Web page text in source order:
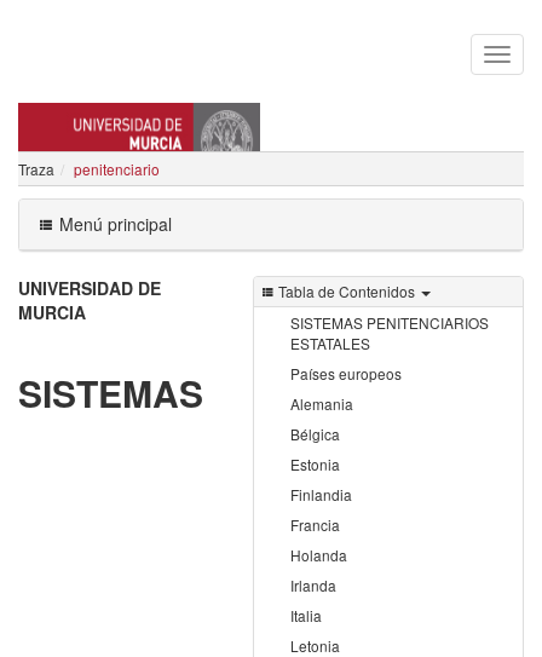
JAVIER SIERRA RODRIGUEZ
Traza penitenciario
Menú principal
Tabla de Contenidos
SISTEMAS PENITENCIARIOS
ESTATALES
Países europeos
Alemania
Bélgica
Estonia
Finlandia
Francia
Holanda
Irlanda
Italia
Letonia
UNIVERSIDAD DE
MURCIA
SISTEMAS